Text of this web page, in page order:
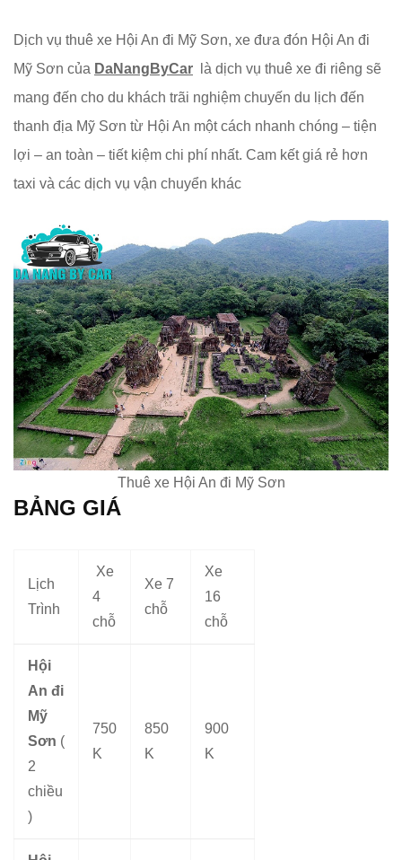
Dịch vụ thuê xe Hội An đi Mỹ Sơn, xe đưa đón Hội An đi
Mỹ Sơn của DaNangByCar
là dịch vụ thuê xe đi riêng sẽ
mang đến cho du khách trãi nghiệm chuyến du lịch đến
thanh địa Mỹ Sơn từ Hội An một cách nhanh chóng – tiện
lợi – an toàn – tiết kiệm chi phí nhất. Cam kết giá rẻ hơn
taxi và các dịch vụ vận chuyển khác
Thuê xe Hội An đi Mỹ Sơn
BẢNG GIÁ
Lịch
Trình
Xe
4
chỗ
Xe 7
chỗ
Xe
16
chỗ
Hội
An đi
Mỹ
Sơn (
2
chiều
)
750
K
850
K
900
K